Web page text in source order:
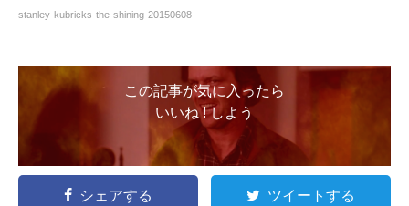
stanley-kubricks-the-shining-20150608
この記事が気に入ったら
いいね ! しよう
シェアする ツイートする